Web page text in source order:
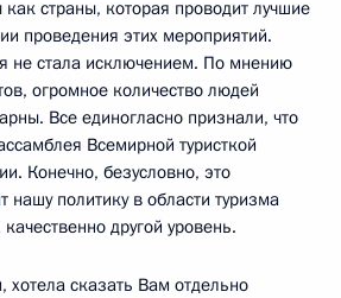
страны, которая проводит лучшие
проведения этих мероприятий.
не стала исключением. По мнению
огромное количество людей
Все единогласно признали, что
Всемирной туристкой
Конечно, безусловно, это
нашу политику в области туризма
другой уровень.
хотела сказать Вам отдельно